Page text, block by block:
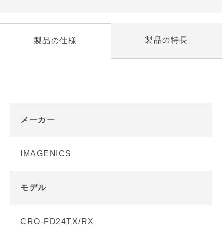
製品の仕様
メーカー
IMAGENICS
モデル
CRO-FD24TX/RX
製品の特長